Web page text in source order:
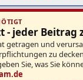
- jeder Beitrag
getragen und
zu
Sie, was Sie